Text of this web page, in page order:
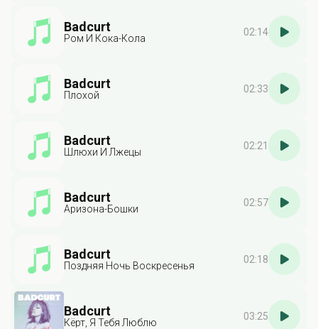
Badcurt
Ром И Кока-Кола
02:14
Badcurt
Плохой
02:33
Badcurt
Шлюхи И Лжецы
02:21
Badcurt
Аризона-Бошки
02:57
Badcurt
Поздняя Ночь Воскресенья
02:18
Badcurt
Кёрт, Я Тебя Люблю
03:25